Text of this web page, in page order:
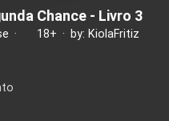
Chance - Livro 3
· 18+ · by: KiolaFritiz